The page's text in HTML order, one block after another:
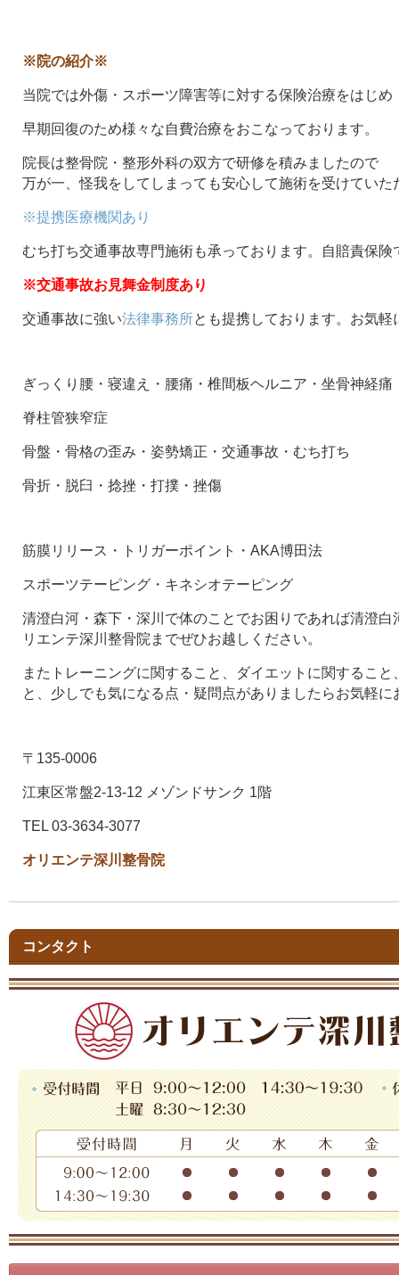
※院の紹介※
当院では外傷・スポーツ障害等に対する保険治療をはじめ
早期回復のため様々な自費治療をおこなっております。
院長は整骨院・整形外科の双方で研修を積みましたので
万が一、怪我をしてしまっても安心して施術を受けていた
※提携医療機関あり
むち打ち交通事故専門施術も承っております。自賠責保険
※交通事故お見舞金制度あり
交通事故に強い法律事務所とも提携しております。お気軽
ぎっくり腰・寝違え・腰痛・椎間板ヘルニア・坐骨神経痛
脊柱管狭窄症
骨盤・骨格の歪み・姿勢矯正・交通事故・むち打ち
骨折・脱臼・捻挫・打撲・挫傷
筋膜リリース・トリガーポイント・AKA博田法
スポーツテーピング・キネシオテーピング
清澄白河・森下・深川で体のことでお困りであれば清澄
リエンテ深川整骨院までぜひお越しください。
またトレーニングに関すること、ダイエットに関するこ
と、少しでも気になる点・疑問点がありましたらお気軽に
〒135-0006
江東区常盤2-13-12 メゾンドサンク 1階
TEL 03-3634-3077
オリエンテ深川整骨院
コンタクト